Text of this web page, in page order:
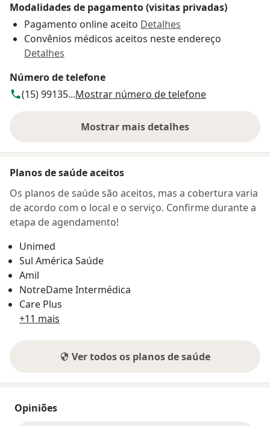
Modalidades de pagamento (visitas privadas)
Pagamento online aceito Detalhes
Convênios médicos aceitos neste endereço
Detalhes
Número de telefone
(15) 99135...Mostrar número de telefone
Mostrar mais detalhes
sobre o endereço
Planos de saúde aceitos
Os planos de saúde são aceitos, mas a cobertura varia
de acordo com o local e o serviço. Confirme durante a
etapa de agendamento!
Unimed
Sul América Saúde
Amil
NotreDame Intermédica
Care Plus
+11 mais
Ver todos os planos de saúde
Opiniões